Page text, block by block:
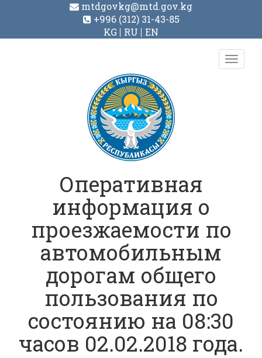
mtdgovkg@mtd.gov.kg
+996 (312) 31-43-85
KG
RU EN
Toggle
Оперативная
информация о
проезжаемости по
автомобильным
дорогам общего
пользования по
состоянию на 08:30
часов 02.02.2018 года.